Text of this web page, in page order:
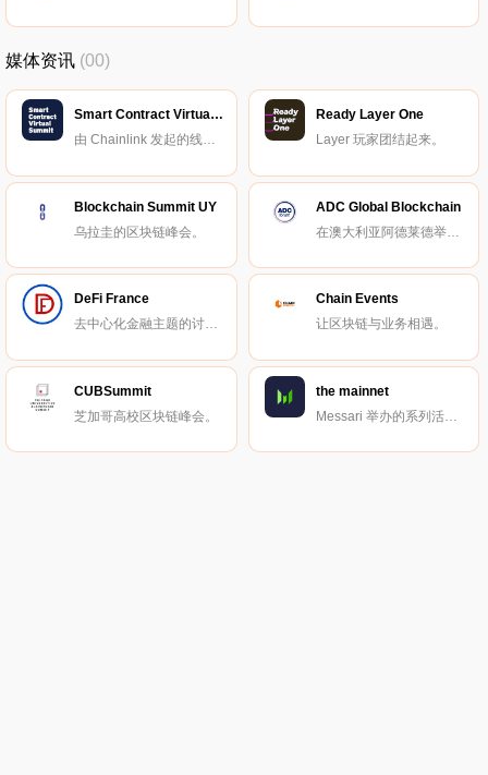
媒体资讯 (00)
Smart Contract Virtual Summit
由 Chainlink 发起的线上峰会。
Ready Layer One
Layer 玩家团结起来。
Blockchain Summit UY
乌拉圭的区块链峰会。
ADC Global Blockchain
DeFi France
去中心化金融主题的讨论与交流小组。
Chain Events
让区块链与业务相遇。
CUBSummit
芝加哥高校区块链峰会。
the mainnet